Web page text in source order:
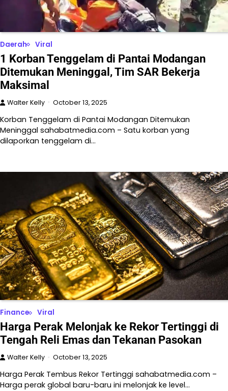
Daerah Viral
1 Korban Tenggelam di Pantai Modangan
Ditemukan Meninggal, Tim SAR Bekerja
Maksimal
Walter Kelly October 13, 2025
Korban Tenggelam di Pantai Modangan Ditemukan
Meninggal sahabatmedia.com – Satu korban yang
dilaporkan tenggelam di…
Finance Viral
Harga Perak Melonjak ke Rekor Tertinggi di
Tengah Reli Emas dan Tekanan Pasokan
Walter Kelly October 13, 2025
Harga Perak Tembus Rekor Tertinggi sahabatmedia.com –
Harga perak global baru-baru ini melonjak ke level…